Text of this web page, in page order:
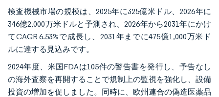
検査機械市場の規模は、2025年に325億米ドル、2026年に
346億2,000万米ドルと予測され、2026年から2031年にかけ
てCAGR 6.53%で成長し、2031年までに475億1,000万米ド
ルに達する見込みです。
2024年度、米国FDAは105件の警告書を発行し、予告なし
の海外査察を再開することで規制上の監視を強化し、設備
投資の増加を促しました。同時に、欧州連合の偽造医薬品